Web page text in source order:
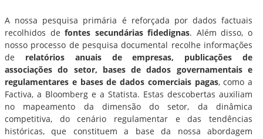
A nossa pesquisa primária é reforçada por dados factuais
recolhidos defontes secundárias fidedignas. Além disso, o
nosso processo de pesquisa documental recolhe informações
de relatórios anuais de empresas, publicações de
associações do setor, bases de dados governamentais e
regulamentares e bases de dados comerciais pagas, como a
Factiva, a Bloomberg e a Statista. Estas descobertas auxiliam
no mapeamento da dimensão do setor, da dinâmica
competitiva, do cenário regulamentar e das tendências
históricas, que constituem a base da nossa abordagem